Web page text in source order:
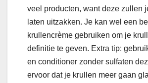
veel producten, want deze zullen
laten uitzakken. Je kan wel een
krullencrème gebruiken om je
definitie te geven. Extra tip:
en conditioner zonder sulfaten
ervoor dat je krullen meer gaan